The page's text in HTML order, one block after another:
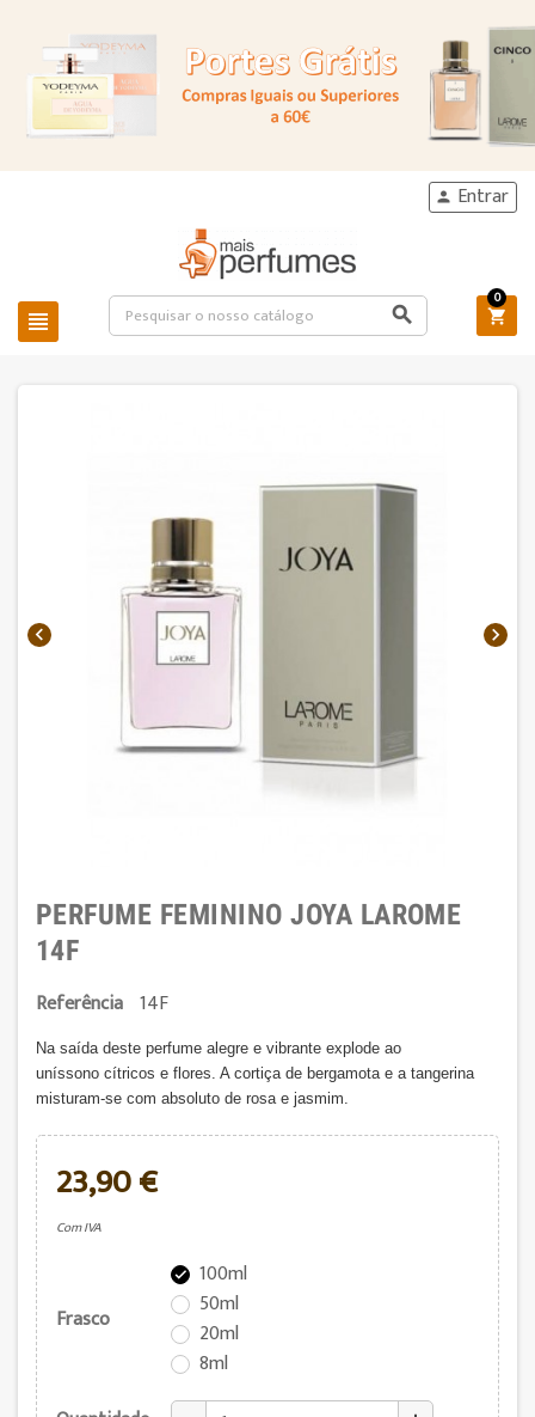
 
 Entrar

0
 
PERFUME FEMININO JOYA LAROME
14F
Referência 14F
Na saída deste perfume alegre e vibrante explode ao
uníssono cítricos e flores. A cortiça de bergamota e a tangerina
misturam-se com absoluto de rosa e jasmim.
23,90 €
Com IVA
Frasco

100ml
50ml
20ml
8ml